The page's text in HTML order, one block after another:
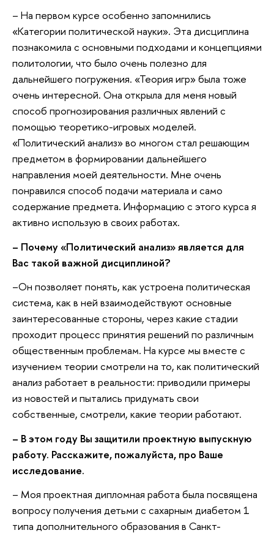
– На первом курсе особенно запомнились
«Категории политической науки». Эта дисциплина
познакомила с основными подходами и концепциями
политологии, что было очень полезно для
дальнейшего погружения. «Теория игр» была тоже
очень интересной. Она открыла для меня новый
способ прогнозирования различных явлений с
помощью теоретико-игровых моделей.
«Политический анализ» во многом стал решающим
предметом в формировании дальнейшего
направления моей деятельности. Мне очень
понравился способ подачи материала и само
содержание предмета. Информацию с этого курса я
активно использую в своих работах.
– Почему «Политический анализ» является для
Вас такой важной дисциплиной?
–Он позволяет понять, как устроена политическая
система, как в ней взаимодействуют основные
заинтересованные стороны, через какие стадии
проходит процесс принятия решений по различным
общественным проблемам. На курсе мы вместе с
изучением теории смотрели на то, как политический
анализ работает в реальности: приводили примеры
из новостей и пытались придумать свои
собственные, смотрели, какие теории работают.
– В этом году Вы защитили проектную выпускную
работу. Расскажите, пожалуйста, про Ваше
исследование.
– Моя проектная дипломная работа была посвящена
вопросу получения детьми с сахарным диабетом 1
типа дополнительного образования в Санкт-